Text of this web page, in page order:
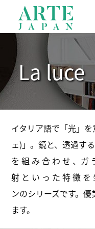
La luce
イタリア語で「光」
ェ)」。鏡と、透過す
を 組 み 合 わ せ 、ガ
射 と い っ た 特 徴 を
ンのシリーズです。
ます。